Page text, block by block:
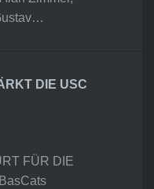
DIE USC
FÜR DIE